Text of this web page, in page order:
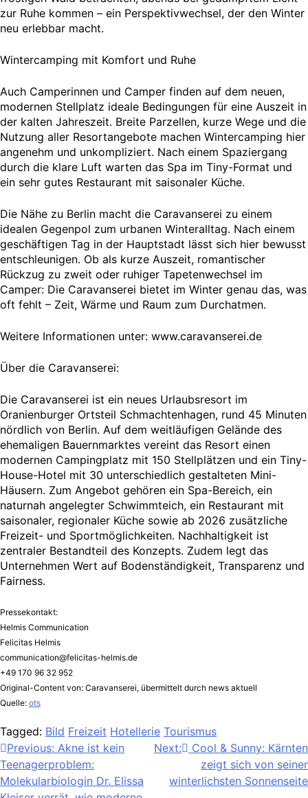
zur Ruhe kommen – ein Perspektivwechsel, der den Winter
neu erlebbar macht.
Wintercamping mit Komfort und Ruhe
Auch Camperinnen und Camper finden auf dem neuen,
modernen Stellplatz ideale Bedingungen für eine Auszeit in
der kalten Jahreszeit. Breite Parzellen, kurze Wege und die
Nutzung aller Resortangebote machen Wintercamping hier
angenehm und unkompliziert. Nach einem Spaziergang
durch die klare Luft warten das Spa im Tiny-Format und
ein sehr gutes Restaurant mit saisonaler Küche.
Die Nähe zu Berlin macht die Caravanserei zu einem
idealen Gegenpol zum urbanen Winteralltag. Nach einem
geschäftigen Tag in der Hauptstadt lässt sich hier bewusst
entschleunigen. Ob als kurze Auszeit, romantischer
Rückzug zu zweit oder ruhiger Tapetenwechsel im
Camper: Die Caravanserei bietet im Winter genau das, was
oft fehlt – Zeit, Wärme und Raum zum Durchatmen.
Weitere Informationen unter: www.caravanserei.de
Über die Caravanserei:
Die Caravanserei ist ein neues Urlaubsresort im
Oranienburger Ortsteil Schmachtenhagen, rund 45 Minuten
nördlich von Berlin. Auf dem weitläufigen Gelände des
ehemaligen Bauernmarktes vereint das Resort einen
modernen Campingplatz mit 150 Stellplätzen und ein Tiny-
House-Hotel mit 30 unterschiedlich gestalteten Mini-
Häusern. Zum Angebot gehören ein Spa-Bereich, ein
naturnah angelegter Schwimmteich, ein Restaurant mit
saisonaler, regionaler Küche sowie ab 2026 zusätzliche
Freizeit- und Sportmöglichkeiten. Nachhaltigkeit ist
zentraler Bestandteil des Konzepts. Zudem legt das
Unternehmen Wert auf Bodenständigkeit, Transparenz und
Fairness.
Pressekontakt:
Helmis Communication
Felicitas Helmis
communication@felicitas-helmis.de
+49 170 96 32 952
Original-Content von: Caravanserei, übermittelt durch news aktuell
Quelle: ots
Tagged: Bild Freizeit Hotellerie Tourismus
Beitragsnavigation
Previous: Akne ist kein
Teenagerproblem:
Molekularbiologin Dr. Elissa
Next:
Cool & Sunny: Kärnten
zeigt sich von seiner
winterlichsten Sonnenseite